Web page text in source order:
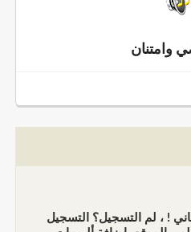
وامتنان
! ، لم التسجيل؟ التسجيل